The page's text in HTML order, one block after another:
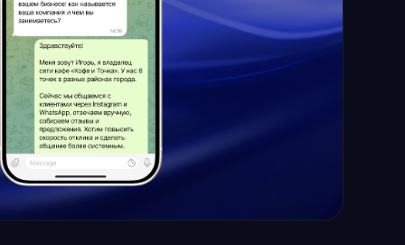
переписку
всю информацию:
теги и статусы. Карточки
участия менеджера.
прямо в CRM
контактов